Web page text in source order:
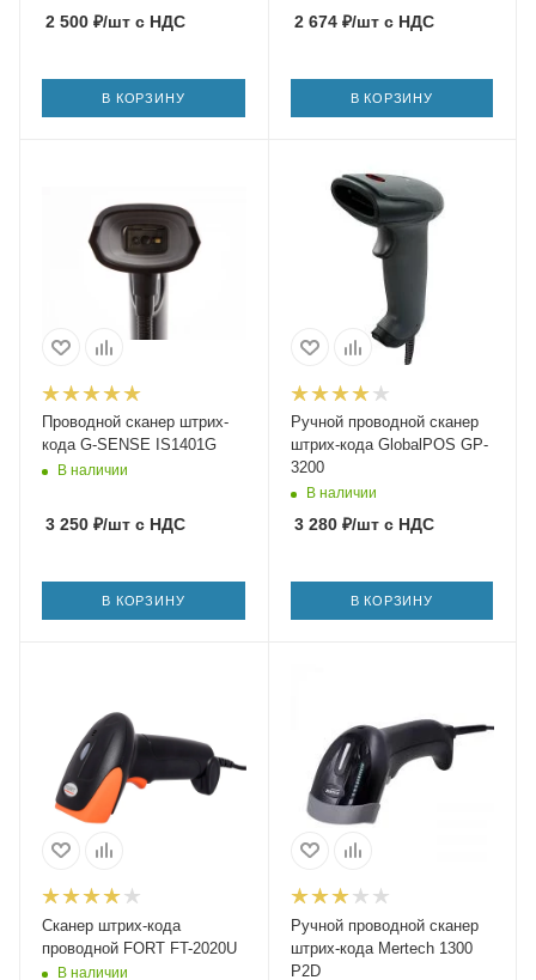
2 500 ₽/шт с НДС
В КОРЗИНУ
2 674₽/штс НДС
В КОРЗИНУ
Проводной сканер штрих-
кода G-SENSE IS1401G
В наличии
3 250 ₽/шт с НДС
В КОРЗИНУ
Ручной проводной сканер
штрих-кода GlobalPOS GP-
3200
В наличии
3 280₽/штс НДС
В КОРЗИНУ
Сканер штрих-кода
проводной FORT FT-2020U
В наличии
Ручной проводной сканер
штрих-кода Mertech 1300
P2D